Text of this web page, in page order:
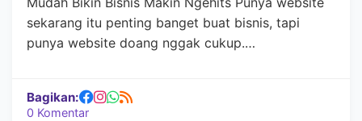
sekarang itu penting banget buat bisnis, tapi
punya website doang nggak cukup.…
Bagikan:
0 Komentar